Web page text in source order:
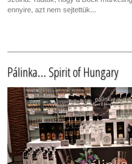
ennyire, azt nem sejtettük...
Pálinka... Spirit of Hungary